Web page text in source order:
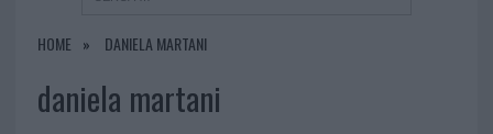
HOME DANIELA MARTANI
daniela martani